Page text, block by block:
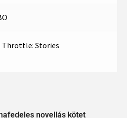
Throttle: Stories
novellás kötet